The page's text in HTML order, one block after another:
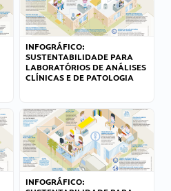
INFOGRÁFICO:
SUSTENTABILIDADE PARA
LABORATÓRIOS DE ANÁLISES
CLÍNICAS E DE PATOLOGIA
INFOGRÁFICO: